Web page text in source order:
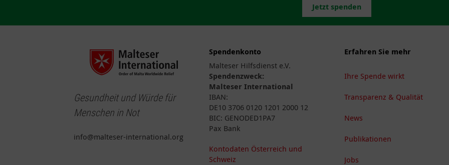
Jetzt spenden
Gesundheit und Würde für
Menschen in Not
info@malteser-international.org
Spendenkonto
Malteser Hilfsdienst e.V.
Spendenzweck:
Malteser International
IBAN:
DE10 3706 0120 1201 2000 12
BIC: GENODED1PA7
Pax Bank
Kontodaten Österreich und
Schweiz
Erfahren Sie mehr
Ihre Spende wirkt
Transparenz & Qualität
News
Publikationen
Jobs